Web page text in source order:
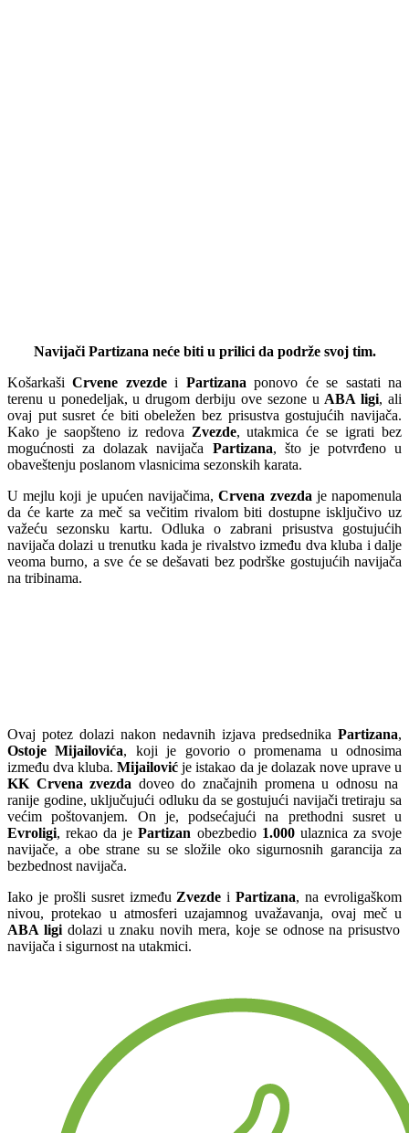
Navijači Partizana neće biti u prilici da podrže svoj tim.
KošarkašiCrvene zvezdei Partizana ponovo će se sastati na
terenu u ponedeljak, u drugom derbiju ove sezone u ABA ligi, ali
ovaj put susret će biti obeležen bez prisustva gostujućih navijača.
Kako je saopšteno iz redova Zvezde, utakmica će se igrati bez
mogućnosti za dolazak navijača Partizana, što je potvrđeno u
obaveštenju poslanom vlasnicima sezonskih karata.
U mejlu koji je upućen navijačima,Crvena zvezda je napomenula
da će karte za meč sa večitim rivalom biti dostupne isključivo uz
važeću sezonsku kartu. Odluka o zabrani prisustva gostujućih
navijača dolazi u trenutku kada je rivalstvo između dva kluba i dalje
veoma burno, a sve će se dešavati bez podrške gostujućih navijača
na tribinama.
Ovaj potez dolazi nakon nedavnih izjava predsednika Partizana,
Ostoje Mijailovića, koji je govorio o promenama u odnosima
između dva kluba.Mijailović je istakao da je dolazak nove uprave u
KK Crvena zvezda doveo do značajnih promena u odnosu na
ranije godine, uključujući odluku da se gostujući navijači tretiraju sa
većim poštovanjem. On je, podsećajući na prethodni susret u
Evroligi, rekao da jePartizan obezbedio 1.000ulaznica za svoje
navijače, a obe strane su se složile oko sigurnosnih garancija za
bezbednost navijača.
Iako je prošli susret između Zvezde iPartizana, na evroligaškom
nivou, protekao u atmosferi uzajamnog uvažavanja, ovaj meč u
ABA ligidolazi u znaku novih mera, koje se odnose na prisustvo
navijača i sigurnost na utakmici.